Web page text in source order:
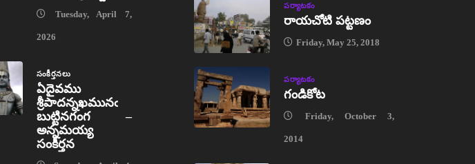
Tuesday, April 7,
2026
సంకీర్తనలు
ఏదైవము
శ్రీపాదన్నఖమునఁ
బుట్టినగంగ –
అన్నమయ్య
సంకీర్తన
పర్యాటకం
రాయచోటి పట్టణం
Friday, May 25, 2018
పర్యాటకం
గండికోట
Friday, October 3,
2014